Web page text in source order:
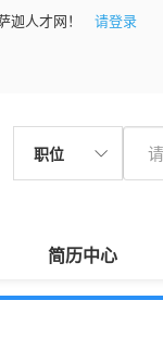
迦人才网！
请登录
职位
简历中心